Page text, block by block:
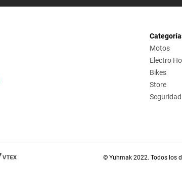
Motos
Electro
Bikes
Store
Seguridad
© Yuhmak 2022. Todos los